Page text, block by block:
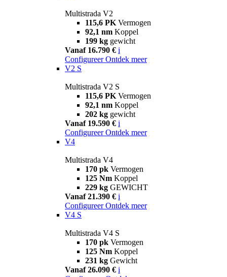
Multistrada V2
115,6 PK Vermogen
92,1 nm Koppel
199 kg gewicht
Vanaf 16.790 € i
Configureer Ontdek meer
V2 S
Multistrada V2 S
115,6 PK Vermogen
92,1 nm Koppel
202 kg gewicht
Vanaf 19.590 € i
Configureer Ontdek meer
V4
Multistrada V4
170 pk Vermogen
125 Nm Koppel
229 kg GEWICHT
Vanaf 21.390 € i
Configureer Ontdek meer
V4 S
Multistrada V4 S
170 pk Vermogen
125 Nm Koppel
231 kg Gewicht
Vanaf 26.090 € i